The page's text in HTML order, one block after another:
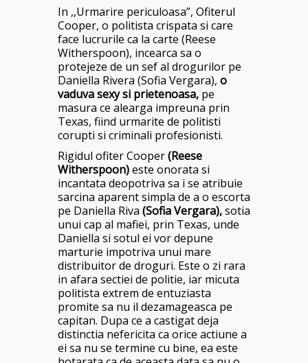
In ,,Urmarire periculoasa”, Ofiterul
Cooper, o politista crispata si care
face lucrurile ca la carte (Reese
Witherspoon), incearca sa o
protejeze de un sef al drogurilor pe
Daniella Rivera (Sofia Vergara), o
vaduva sexy si prietenoasa, pe
masura ce alearga impreuna prin
Texas, fiind urmarite de politisti
corupti si criminali profesionisti.
Rigidul ofiter Cooper(Reese
Witherspoon)este onorata si
incantata deopotriva sa i se atribuie
sarcina aparent simpla de a o escorta
pe Daniella Riva (Sofia Vergara),sotia
unui cap al mafiei, prin Texas, unde
Daniella si sotul ei vor depune
marturie impotriva unui mare
distribuitor de droguri. Este o zi rara
in afara sectiei de politie, iar micuta
politista extrem de entuziasta
promite sa nu il dezamageasca pe
capitan. Dupa ce a castigat deja
distinctia nefericita ca orice actiune a
ei sa nu se termine cu bine, ea este